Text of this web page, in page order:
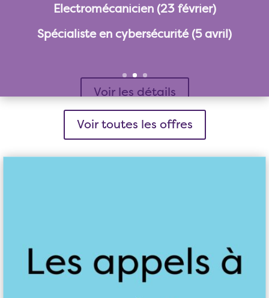
Electromécanicien (23 février)
Spécialiste en cybersécurité (5 avril)
Voir les détails
Voir toutes les offres